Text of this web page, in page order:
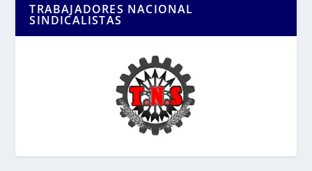
TRABAJADORES NACIONAL
SINDICALISTAS